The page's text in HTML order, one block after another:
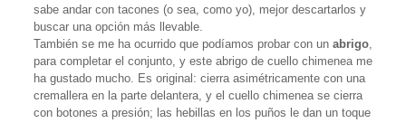
sabe andar con tacones (o sea, como yo), mejor descartarlos y
buscar una opción más llevable.
También se me ha ocurrido que podíamos probar con un abrigo,
para completar el conjunto, y este abrigo de cuello chimenea me
ha gustado mucho. Es original: cierra asimétricamente con una
cremallera en la parte delantera, y el cuello chimenea se cierra
con botones a presión; las hebillas en los puños le dan un toque